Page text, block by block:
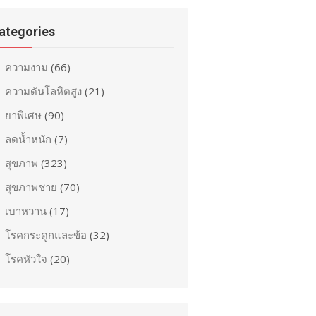
ความงาม (66)
ความดันโลหิตสูง (21)
ยาพิเศษ (90)
ลดน้ำหนัก (7)
สุขภาพ (323)
สุขภาพชาย (70)
เบาหวาน (17)
โรคกระดูกและข้อ (32)
โรคหัวใจ (20)